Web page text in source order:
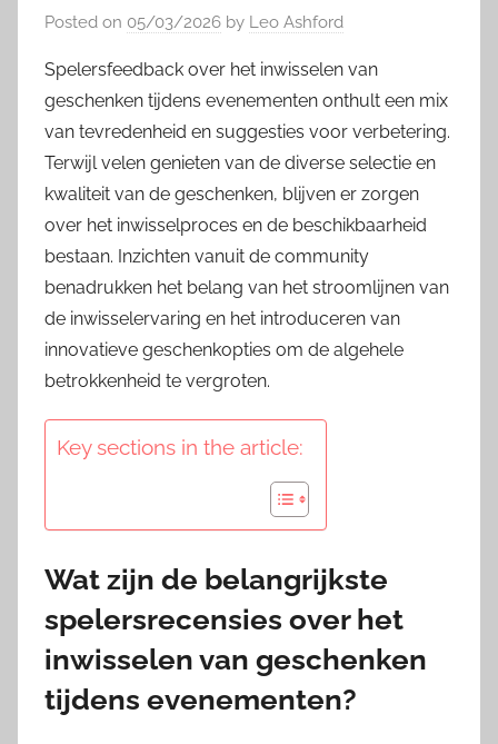
Posted on 05/03/2026 by Leo Ashford
Spelersfeedback over het inwisselen van
geschenken tijdens evenementen onthult een mix
van tevredenheid en suggesties voor verbetering.
Terwijl velen genieten van de diverse selectie en
kwaliteit van de geschenken, blijven er zorgen
over het inwisselproces en de beschikbaarheid
bestaan. Inzichten vanuit de community
benadrukken het belang van het stroomlijnen van
de inwisselervaring en het introduceren van
innovatieve geschenkopties om de algehele
betrokkenheid te vergroten.
Key sections in the article:
Wat zijn de belangrijkste
spelersrecensies over het
inwisselen van geschenken
tijdens evenementen?